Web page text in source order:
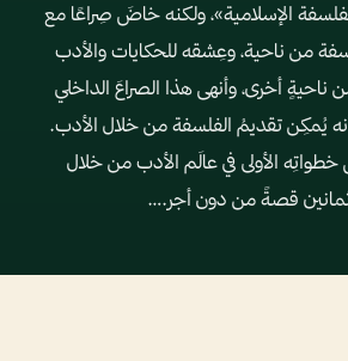
الإسلامية»، ولكنه خاضَ صِراعًا مع
من ناحية، وعِشقه للحكايات والأدب
أخرى، وأنهى هذا الصراعَ الداخلي
يُمكِن تقديمُ الفلسفة من خلال الأدب.
الأولى في عالَم الأدب من خلال
قصةً من دون أجر.…